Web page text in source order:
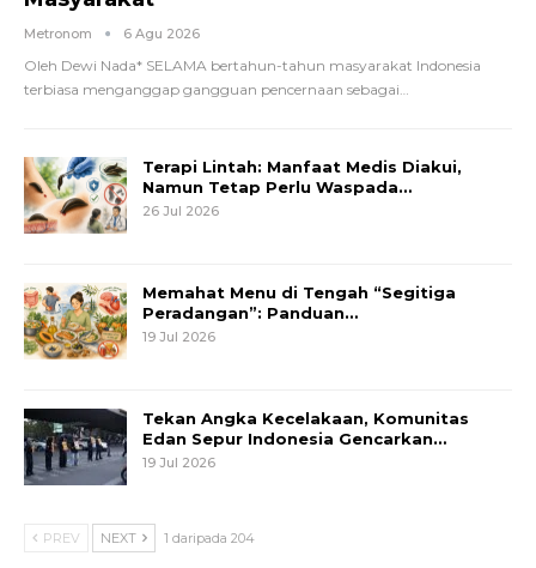
Metronom 6 Agu 2026
Oleh Dewi Nada* SELAMA bertahun-tahun masyarakat Indonesia
terbiasa menganggap gangguan pencernaan sebagai…
Terapi Lintah: Manfaat Medis Diakui,
Namun Tetap Perlu Waspada…
26 Jul 2026
Memahat Menu di Tengah “Segitiga
Peradangan”: Panduan…
19 Jul 2026
Tekan Angka Kecelakaan, Komunitas
Edan Sepur Indonesia Gencarkan…
19 Jul 2026
PREV NEXT 1 daripada 204